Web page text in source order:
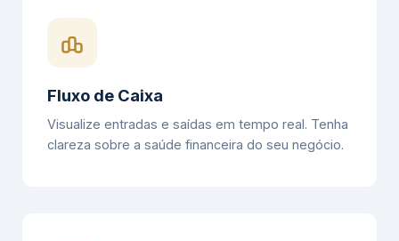
Fluxo de Caixa
Visualize entradas e saídas em tempo real. Tenha
clareza sobre a saúde financeira do seu negócio.